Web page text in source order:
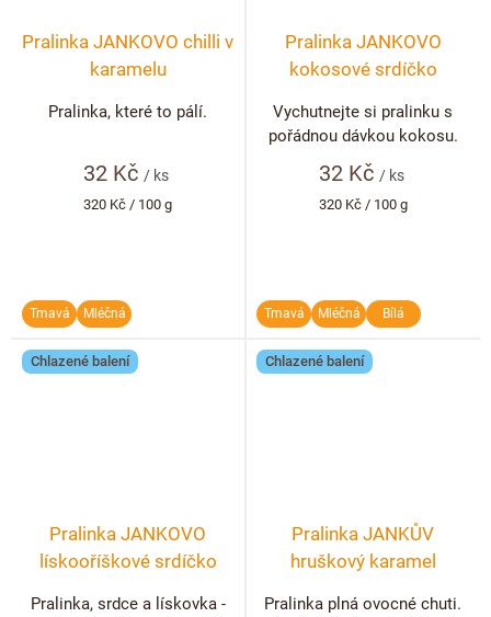
Pralinka JANKOVO chilli v
karamelu
32 Kč/ ks
Měrná
320 Kč / 100 g
Pralinka, které to pálí.
Tmavá Mléčná
Pralinka JANKOVO
kokosové srdíčko
32 Kč / ks
Měrná
320 Kč / 100 g
Vychutnejte si pralinku s
pořádnou dávkou kokosu.
Tmavá Mléčná Bílá
Chlazené balení
Pralinka JANKOVO
lískooříškové srdíčko
Pralinka, srdce a lískovka -
Chlazené balení
Pralinka JANKŮV
hruškový karamel
Pralinka plná ovocné chuti.